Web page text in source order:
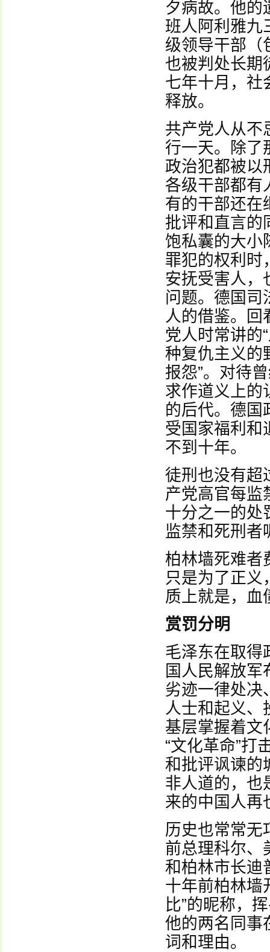
夕病故。他的
班人阿利雅九
级领导干部（
也被判处长期
七年十月，社
释放。
共产党人从不
行一天。除了
政治犯都被以
各级干部都有
有的干部还在
批评和直言的
饱私囊的大小
罪犯的权利时
安抚受害人，
问题。德国司
人的借鉴。回
党人时常讲的
种复仇主义的
报怨”。对待
求作道义上的
的后代。德国
受国家福利和
不到十年。
徒刑也没有超
产党高官每监
十分之一的处
监禁和死刑者
柏林墙死难者
只是为了正义
质上就是，血
赏罚分明
毛泽东在取得
国人民解放
劣迹一律处决
人士和起义、
基层掌握着文
“文化革命”打
和批评讽谏的
非人道的，也
来的中国人再
历史也常常无
前总理科尔、
和柏林市长迪
十年前柏林墙
比”的昵称，
他的两名同事
词和理由。